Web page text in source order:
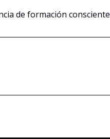
de formación consciente